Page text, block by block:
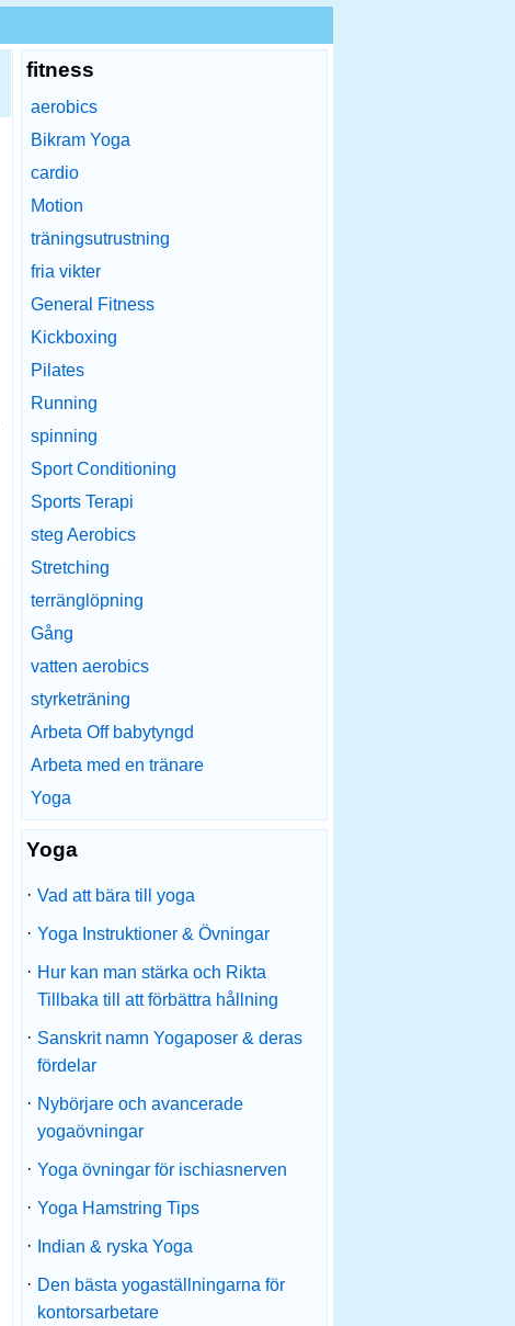
fitness
aerobics
Bikram Yoga
cardio
Motion
träningsutrustning
fria vikter
General Fitness
Kickboxing
Pilates
Running
spinning
Sport Conditioning
Sports Terapi
steg Aerobics
Stretching
terränglöpning
Gång
vatten aerobics
styrketräning
Arbeta Off babytyngd
Arbeta med en tränare
Yoga
Yoga
· Vad att bära till yoga
· Yoga Instruktioner & Övningar
· Hur kan man stärka och Rikta
Tillbaka till att förbättra hållning
· Sanskrit namn Yogaposer & deras
fördelar
· Nybörjare och avancerade
yogaövningar
· Yoga övningar för ischiasnerven
· Yoga Hamstring Tips
·
Indian & ryska Yoga
· Den bästa yogaställningarna för
kontorsarbetare